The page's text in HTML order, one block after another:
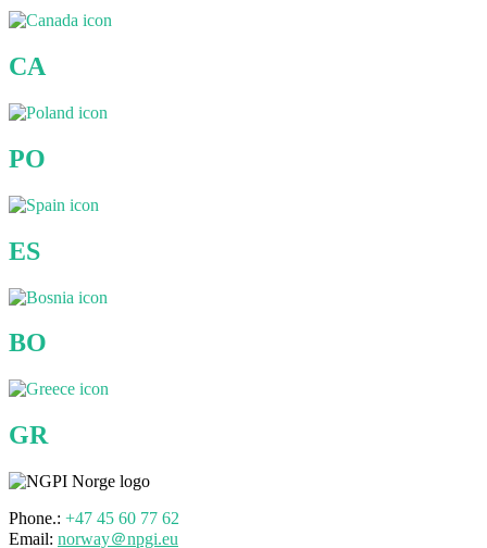
CA
PO
ES
BO
GR
Phone.: +47 45 60 77 62
Email: norway＠npgi.eu